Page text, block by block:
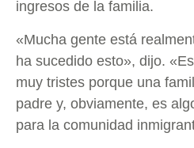
ingresos de la familia.
«Mucha gente está
ha sucedido esto», dijo.
muy tristes porque una
padre y, obviamente, es
para la comunidad